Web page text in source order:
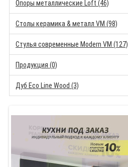
Опоры металлические Loft (46)
Столы керамика & металл VM (98)
Стулья современные Modern VM (127)
Продукция (0)
Дуб Eco Line Wood (3)